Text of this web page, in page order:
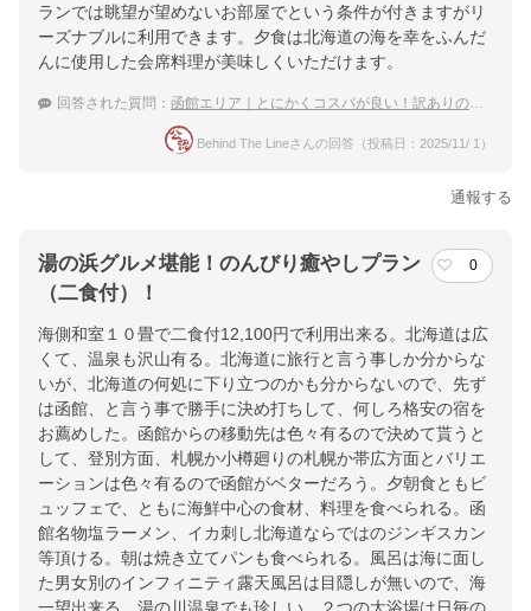
ランでは眺望が望めないお部屋でという条件が付きますがリ
ーズナブルに利用できます。夕食は北海道の海を幸をふんだ
んに使用した会席料理が美味しくいただけます。
回答された質問： 函館エリア｜とにかくコスパが良い！訳ありの宿のおすすめは？
Behind The Lineさんの回答（投稿日：2025/11/ 1）
通報する
湯の浜グルメ堪能！のんびり癒やしプラン
（二食付）！
0
海側和室１０畳で二食付12,100円で利用出来る。北海道は広
くて、温泉も沢山有る。北海道に旅行と言う事しか分からな
いが、北海道の何処に下り立つのかも分からないので、先ず
は函館、と言う事で勝手に決め打ちして、何しろ格安の宿を
お薦めした。函館からの移動先は色々有るので決めて貰うと
して、登別方面、札幌か小樽廻りの札幌か帯広方面とバリエ
ーションは色々有るので函館がベターだろう。夕朝食ともビ
ュッフェで、ともに海鮮中心の食材、料理を食べられる。函
館名物塩ラーメン、イカ刺し北海道ならではのジンギスカン
等頂ける。朝は焼き立てパンも食べられる。風呂は海に面し
た男女別のインフィニティ露天風呂は目隠しが無いので、海